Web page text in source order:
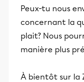
Peux-tu nous
concernant la
plait? Nous
manière plus
À bientôt sur la